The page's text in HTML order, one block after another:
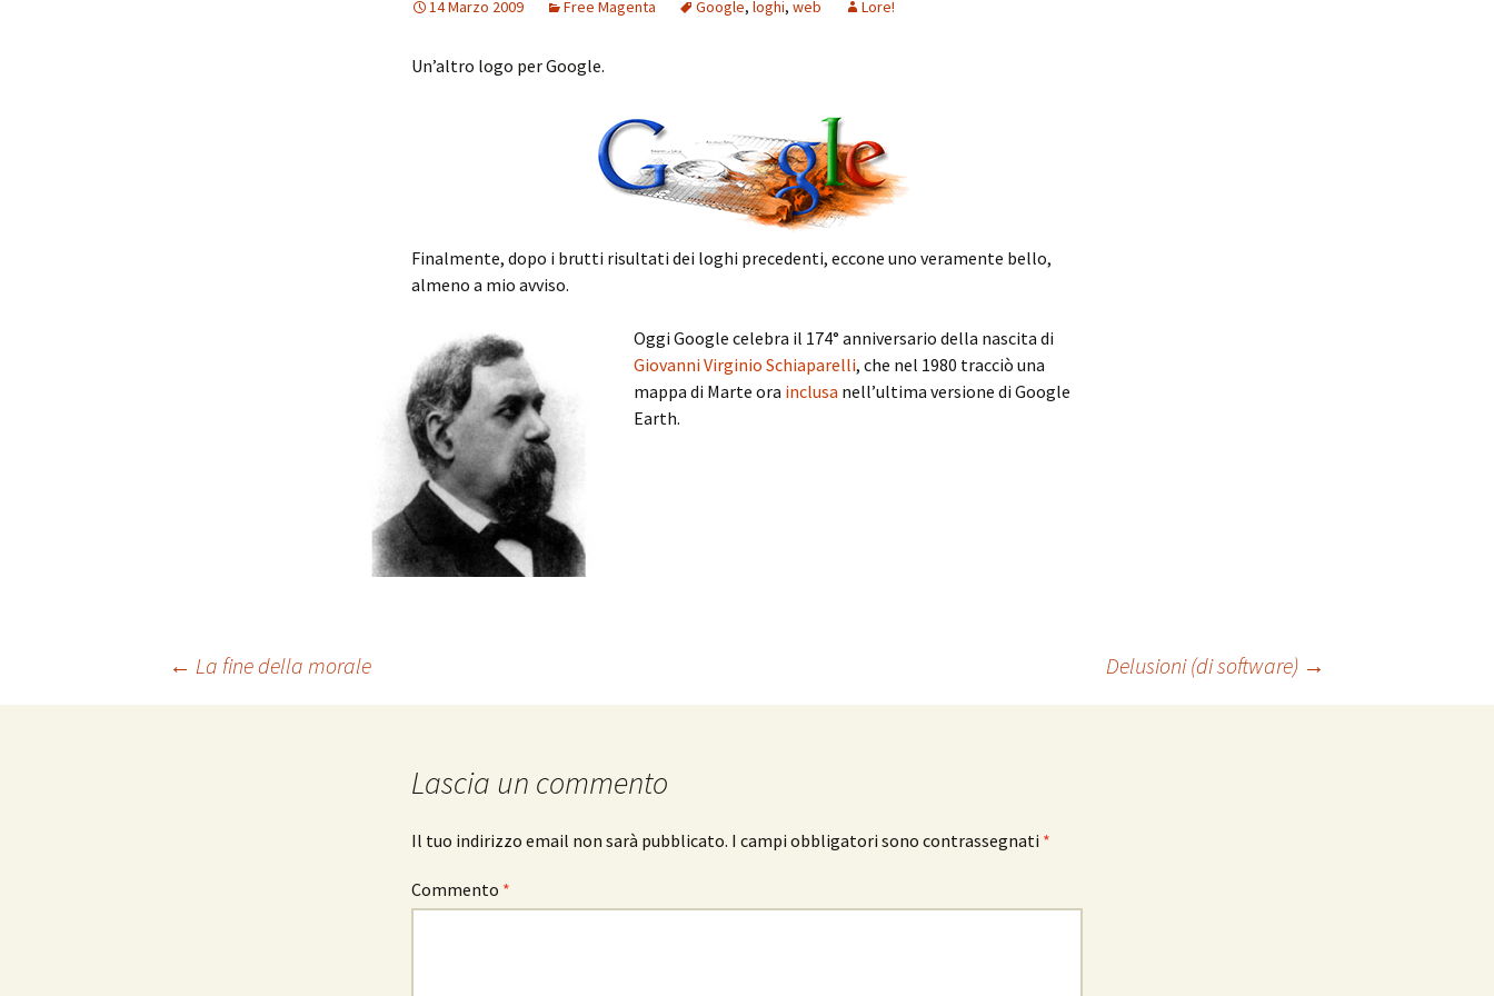
14 Marzo 2009 Free Magenta Google, loghi, web Lore!
Un’altro logo per Google.
Finalmente, dopo i brutti risultati dei loghi precedenti, eccone uno veramente bello,
almeno a mio avviso.
Oggi Google celebra il 174° anniversario della nascita di
Giovanni Virginio Schiaparelli, che nel 1980 tracciò una
mappa di Marte ora inclusa nell’ultima versione di Google
Earth.
Navigazione
← La fine della morale Delusioni (di software) →
Lascia un commento
Il tuo indirizzo email non sarà pubblicato. I campi obbligatori sono contrassegnati *
Commento *